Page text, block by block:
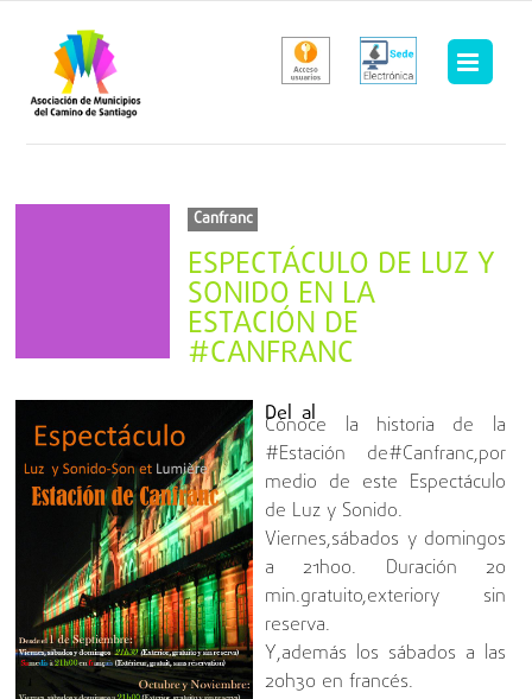
contenido
Canfranc
ESPECTÁCULO DE LUZ Y
SONIDO EN LA
ESTACIÓN DE
#CANFRANC
Delal
Cónoce la historia de la
#Estación de#Canfranc,por
medio de este Espectáculo
de Luz y Sonido.
Viernes,sábados y domingos
a 21h00. Duración 20
min.gratuito,exteriory sin
reserva.
Y,además los sábados a las
20h30 en francés.